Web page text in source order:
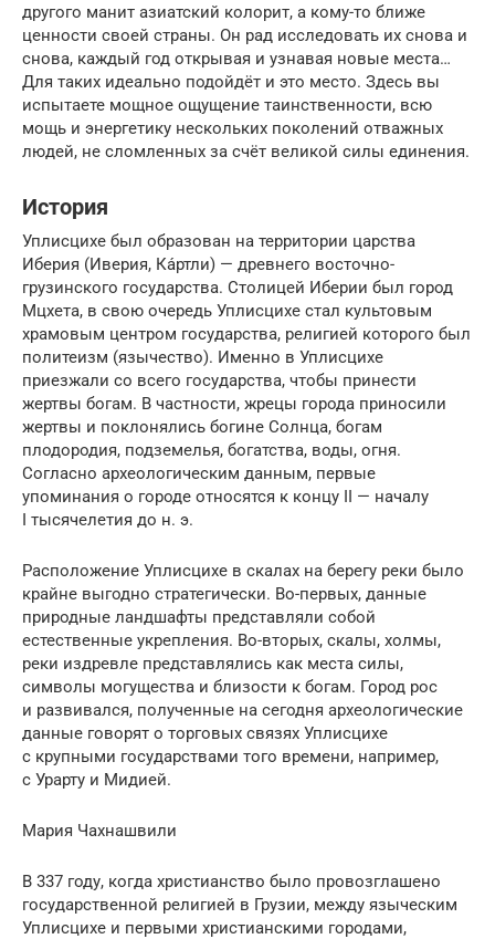
другого манит азиатский колорит, а кому-то ближе
ценности своей страны. Он рад исследовать их снова и
снова, каждый год открывая и узнавая новые места…
Для таких идеально подойдёт и это место. Здесь вы
испытаете мощное ощущение таинственности, всю
мощь и энергетику нескольких поколений отважных
людей, не сломленных за счёт великой силы единения.
История
Уплисцихе был образован на территории царства
Иберия (Иверия, Ка́ртли) — древнего восточно-
грузинского государства. Столицей Иберии был город
Мцхета, в свою очередь Уплисцихе стал культовым
храмовым центром государства, религией которого был
политеизм (язычество). Именно в Уплисцихе
приезжали со всего государства, чтобы принести
жертвы богам. В частности, жрецы города приносили
жертвы и поклонялись богине Солнца, богам
плодородия, подземелья, богатства, воды, огня.
Согласно археологическим данным, первые
упоминания о городе относятся к концу II — началу
I тысячелетия до н. э.
Расположение Уплисцихе в скалах на берегу реки было
крайне выгодно стратегически. Во-первых, данные
природные ландшафты представляли собой
естественные укрепления. Во-вторых, скалы, холмы,
реки издревле представлялись как места силы,
символы могущества и близости к богам. Город рос
и развивался, полученные на сегодня археологические
данные говорят о торговых связях Уплисцихе
с крупными государствами того времени, например,
с Урарту и Мидией.
Мария Чахнашвили
В 337 году, когда христианство было провозглашено
государственной религией в Грузии, между языческим
Уплисцихе и первыми христианскими городами,